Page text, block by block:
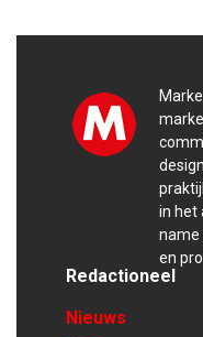
in het
name
en
Redactioneel
Nieuws